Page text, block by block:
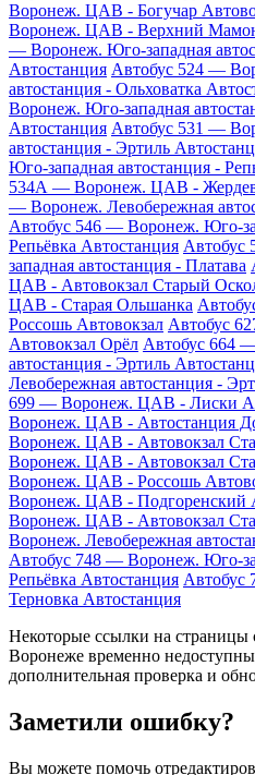
Воронеж. ЦАВ - Богучар
Воронеж. ЦАВ - Верхний
— Воронеж. Юго-западная
Автостанция Автобус 524 —
автостанция - Ольховатка
Воронеж. Юго-западная
Автостанция Автобус 531 —
автостанция - Эртиль
Юго-западная автостанция -
534А — Воронеж. ЦАВ -
— Воронеж. Левобережная
Автобус 546 — Воронеж. Юго-
Репьёвка Автостанция
западная автостанция - Платава
ЦАВ - Автовокзал Старый
ЦАВ - Старая Ольшанка
Россошь Автовокзал Автобус
Автовокзал Орёл Автобус 664
автостанция - Эртиль
Левобережная автостанция -
699 — Воронеж. ЦАВ - Лиски
Воронеж. ЦАВ - Автостанция
Воронеж. ЦАВ - Автовокзал
Воронеж. ЦАВ - Автовокзал
Воронеж. ЦАВ - Россошь
Воронеж. ЦАВ - Подгоренский
Воронеж. ЦАВ - Автовокзал
Воронеж. Левобережная
Автобус 748 — Воронеж. Юго-
Репьёвка Автостанция
Терновка Автостанция
Некоторые ссылки на страницы
Воронеже временно
дополнительная проверка и
Заметили ошибку?
Вы можете помочь